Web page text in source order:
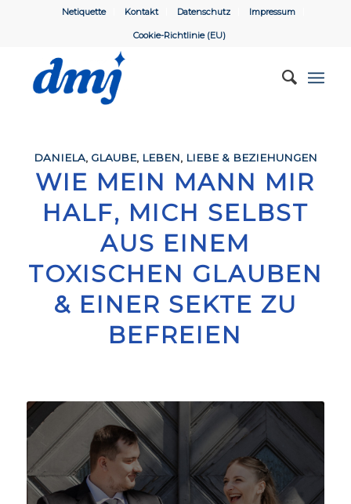
Netiquette Kontakt Datenschutz Impressum
Cookie-Richtlinie (EU)
DANIELA, GLAUBE, LEBEN, LIEBE & BEZIEHUNGEN
WIE MEIN MANN MIR
HALF, MICH SELBST
AUS EINEM
TOXISCHEN GLAUBEN
& EINER SEKTE ZU
BEFREIEN